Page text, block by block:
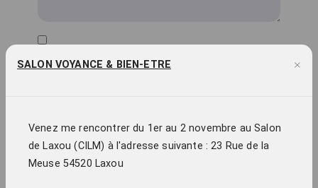
SALON VOYANCE & BIEN-ETRE ×
Venez me rencontrer du 1er au 2 novembre au Salon
de Laxou (CILM) à l'adresse suivante : 23 Rue de la
Meuse 54520 Laxou
En cochant cette case, j'accepte les conditions
** Les données personnelles communiquées sont nécessaires aux fins de vous
contacter et sont enregistrées dans un fichier informatisé. Elles sont destinées à